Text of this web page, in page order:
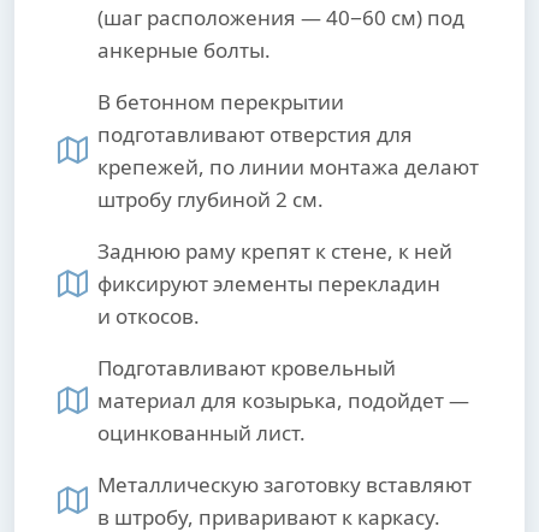
(шаг расположения — 40−60 см) под
анкерные болты.
В бетонном перекрытии
подготавливают отверстия для
крепежей, по линии монтажа делают
штробу глубиной 2 см.
Заднюю раму крепят к стене, к ней
фиксируют элементы перекладин
и откосов.
Подготавливают кровельный
материал для козырька, подойдет —
оцинкованный лист.
Металлическую заготовку вставляют
в штробу, приваривают к каркасу.